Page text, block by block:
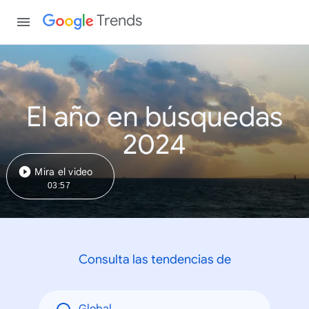
Trends
El año en búsquedas
2024
Mira el video
03:57
Consulta las tendencias de